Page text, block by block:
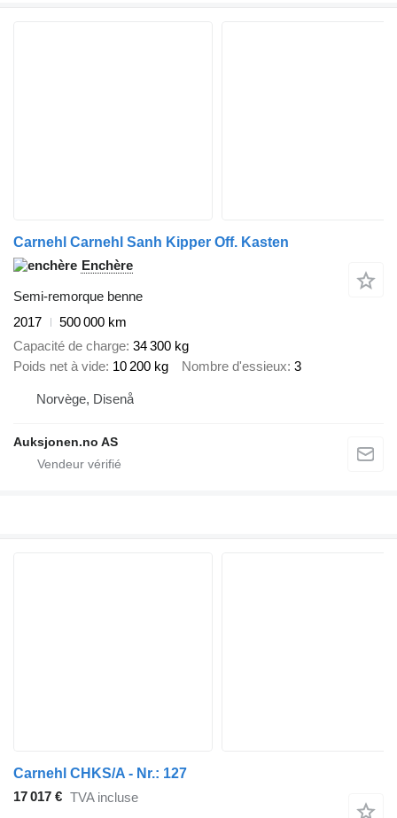
Carnehl Carnehl Sanh Kipper Off. Kasten
Enchère
Semi-remorque benne
2017
500 000 km
Capacité de charge 34 300 kg
Poids net à vide 10 200 kg Nombre d'essieux 3
Norvège, Disenå
Auksjonen.no AS
Carnehl CHKS/A - Nr.: 127
17 017 € TVA incluse